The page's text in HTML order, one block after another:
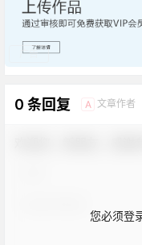
广告
0 条回复 A 文章作者
您必须登